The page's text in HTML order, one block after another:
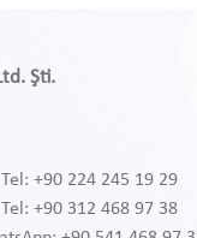
Şti.
Tel: +90 224 245 19 29
Tel: +90 312 468 97 38